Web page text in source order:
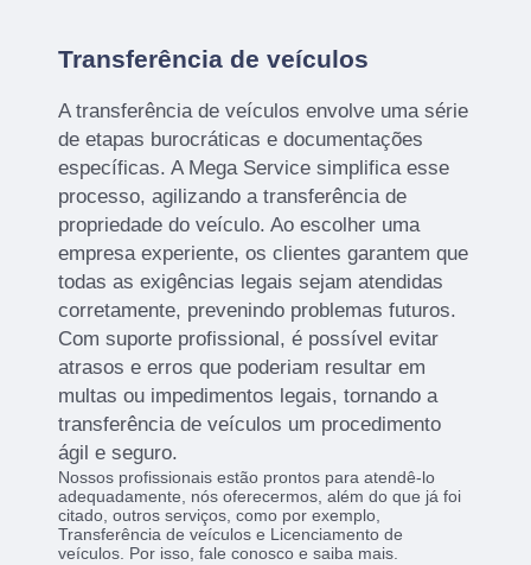
Transferência de veículos
A transferência de veículos envolve uma série
de etapas burocráticas e documentações
específicas. A Mega Service simplifica esse
processo, agilizando a transferência de
propriedade do veículo. Ao escolher uma
empresa experiente, os clientes garantem que
todas as exigências legais sejam atendidas
corretamente, prevenindo problemas futuros.
Com suporte profissional, é possível evitar
atrasos e erros que poderiam resultar em
multas ou impedimentos legais, tornando a
transferência de veículos um procedimento
ágil e seguro.
Nossos profissionais estão prontos para atendê-lo
adequadamente, nós oferecermos, além do que já foi
citado, outros serviços, como por exemplo,
Transferência de veículos e Licenciamento de
veículos. Por isso, fale conosco e saiba mais.